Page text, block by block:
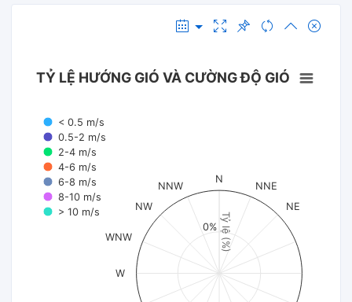
Tỷ lệ (%)
TỶ LỆ HƯỚNG GIÓ VÀ CƯỜNG ĐỘ GIÓ
< 0.5 m/s
0.5-2 m/s
2-4 m/s
4-6 m/s
6-8 m/s
8-10 m/s
> 10 m/s
N
NNE
NE
W
WNW
NW
NNW
0%